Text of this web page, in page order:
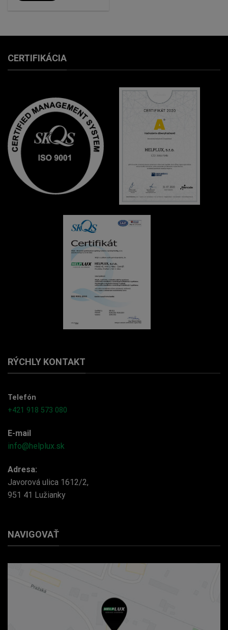
CERTIFIKÁCIA
RÝCHLY KONTAKT
Telefón
+421 918 573 080
E-mail
info@helplux.sk
Adresa:
Javorová ulica 1612/2,
951 41 Lužianky
NAVIGOVAŤ